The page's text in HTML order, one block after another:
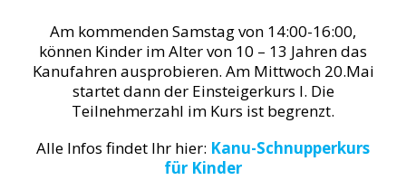
Am kommenden Samstag von 14:00-16:00,
können Kinder im Alter von 10 – 13 Jahren das
Kanufahren ausprobieren. Am Mittwoch 20.Mai
startet dann der Einsteigerkurs I. Die
Teilnehmerzahl im Kurs ist begrenzt.
Alle Infos findet Ihr hier: Kanu-Schnupperkurs
für Kinder